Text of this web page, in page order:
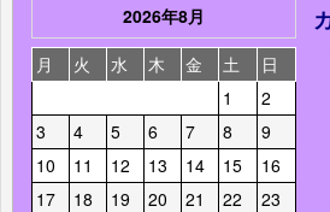
2026年8月
月
火 水 木 金 土
日
1
2
3
4 5 6 7 8
9
10
11 12 13 14 15
16
17
18 19 20 21 22
23